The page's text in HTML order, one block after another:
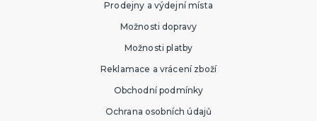
Prodejny a výdejní místa
Možnosti dopravy
Možnosti platby
Reklamace a vrácení zboží
Obchodní podmínky
Ochrana osobních údajů